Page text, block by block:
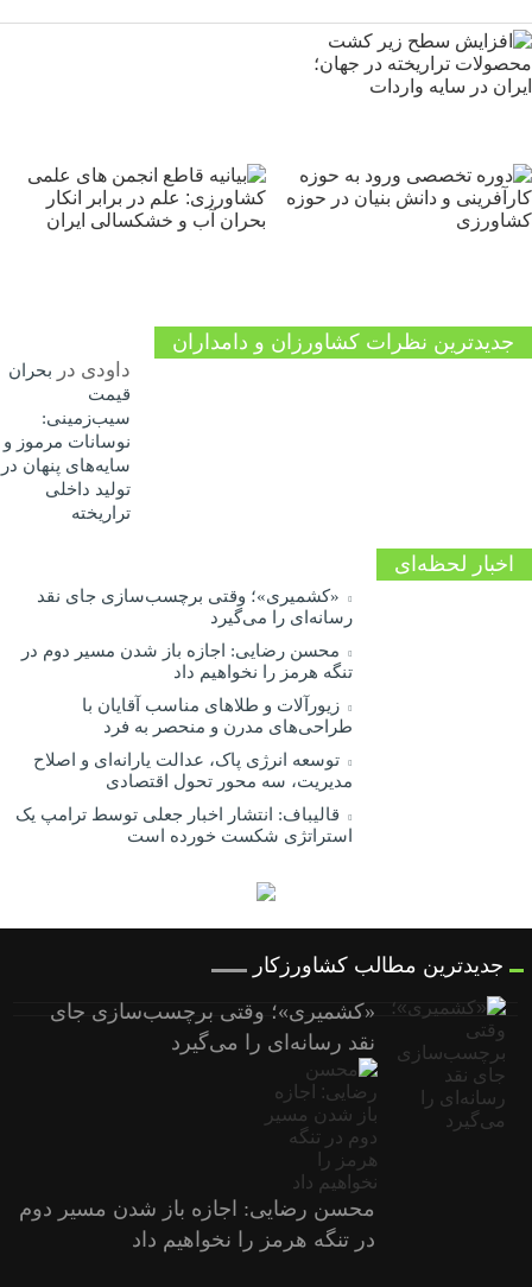
جدیدترین نظرات کشاورزان و دامداران
داودی در
بحران
قیمت
سیب‌زمینی:
نوسانات مرموز و
سایه‌های پنهان در
تولید داخلی
تراریخته
اخبار لحظه‌ای
«کشمیری»؛ وقتی برچسب‌سازی جای نقد
رسانه‌ای را می‌گیرد
محسن رضایی: اجازه باز شدن مسیر دوم در
تنگه هرمز را نخواهیم داد
زیورآلات و طلاهای مناسب آقایان با
طراحی‌های مدرن و منحصر به فرد
توسعه انرژی پاک، عدالت یارانه‌ای و اصلاح
مدیریت، سه محور تحول اقتصادی
قالیباف: انتشار اخبار جعلی توسط ترامپ یک
استراتژی شکست خورده است
جدیدترین مطالب کشاورزکار
«کشمیری»؛ وقتی برچسب‌سازی جای
نقد رسانه‌ای را می‌گیرد
محسن رضایی: اجازه باز شدن مسیر دوم
در تنگه هرمز را نخواهیم داد